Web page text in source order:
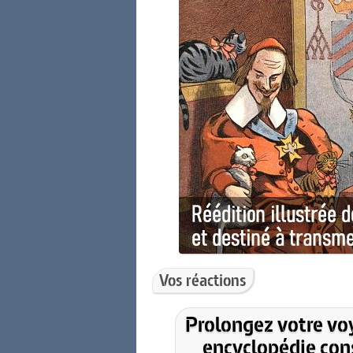
Vos réactions
Prolongez votre
encyclopédie